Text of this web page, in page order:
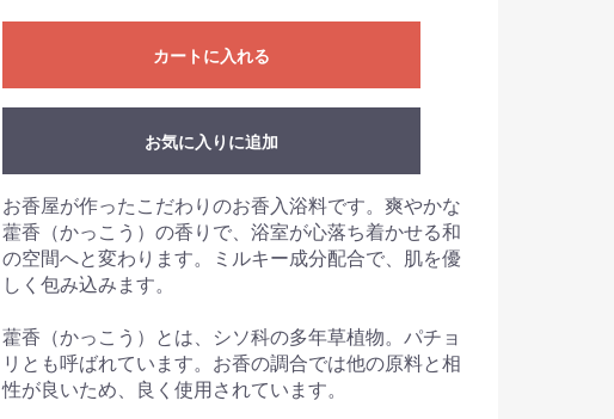
カートに入れる
お気に入りに追加
お香屋が作ったこだわりのお香入浴料です。爽やかな
藿香（かっこう）の香りで、浴室が心落ち着かせる和
の空間へと変わります。ミルキー成分配合で、肌を優
しく包み込みます。
藿香（かっこう）とは、シソ科の多年草植物。パチョ
リとも呼ばれています。お香の調合では他の原料と相
性が良いため、良く使用されています。